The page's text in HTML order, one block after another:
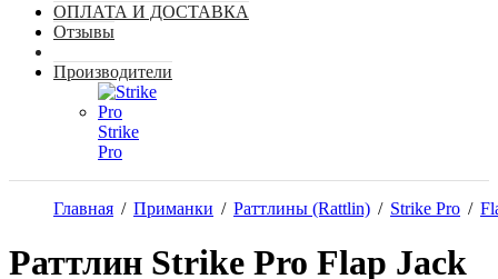
ОПЛАТА И ДОСТАВКА
Отзывы
Производители
Strike
Pro
Главная / Приманки / Раттлины (Rattlin) / Strike Pro /
Раттлин Strike Pro Flap Jack